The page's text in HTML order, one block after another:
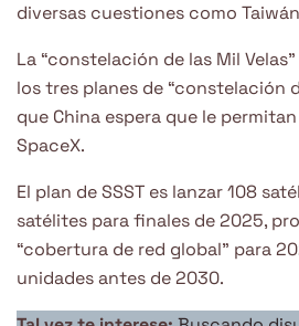
diversas cuestiones como
La “constelación de las Mil
los tres planes de “constelación
que China espera que le
SpaceX.
El plan de SSST es lanzar 108
satélites para finales de 2025,
“cobertura de red global” para
unidades antes de 2030.